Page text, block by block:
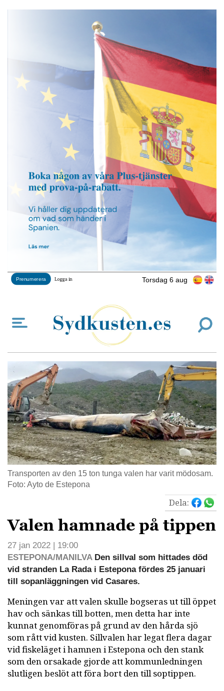
Torsdag 6 aug
Prenumerera Logga in
Transporten av den 15 ton tunga valen har varit mödosam.
Foto: Ayto de Estepona
Dela:
Valen hamnade på tippen
27 jan 2022 | 19:00
ESTEPONA/MANILVADen sillval som hittades död
vid stranden La Rada i Estepona fördes 25 januari
till sopanläggningen vid Casares.
Meningen var att valen skulle bogseras ut till öppet
hav och sänkas till botten, men detta har inte
kunnat genomföras på grund av den hårda sjö
som rått vid kusten. Sillvalen har legat flera dagar
vid fiskeläget i hamnen i Estepona och den stank
som den orsakade gjorde att kommunledningen
slutligen beslöt att föra bort den till soptippen.